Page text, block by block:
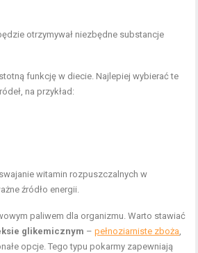
otrzymywał niezbędne substancje
funkcję w diecie. Najlepiej wybierać te
na przykład:
witamin rozpuszczalnych w
źródło energii.
paliwem dla organizmu. Warto stawiać
glikemicznym –pełnoziarniste zboża,
opcje. Tego typu pokarmy zapewniają